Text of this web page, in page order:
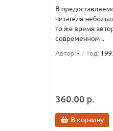
В
читателя
то же время
современном ..
Автор:- Год:
360.00 р.
В корзину